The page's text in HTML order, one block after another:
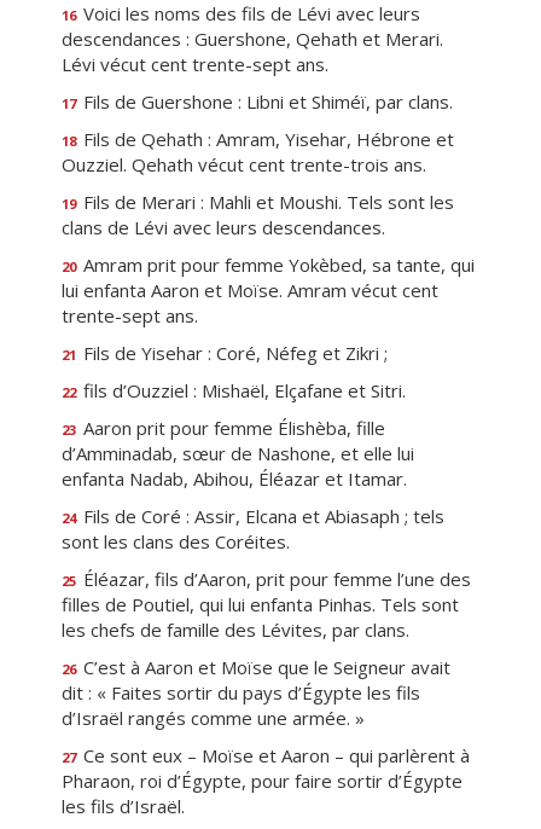
16 Voici les noms des fils de Lévi avec leurs
descendances : Guershone, Qehath et Merari.
Lévi vécut cent trente-sept ans.
17 Fils de Guershone : Libni et Shiméï, par clans.
18 Fils de Qehath : Amram, Yisehar, Hébrone et
Ouzziel. Qehath vécut cent trente-trois ans.
19 Fils de Merari : Mahli et Moushi. Tels sont les
clans de Lévi avec leurs descendances.
20 Amram prit pour femme Yokèbed, sa tante, qui
lui enfanta Aaron et Moïse. Amram vécut cent
trente-sept ans.
21 Fils de Yisehar : Coré, Néfeg et Zikri ;
22 fils d’Ouzziel : Mishaël, Elçafane et Sitri.
23 Aaron prit pour femme Élishèba, fille
d’Amminadab, sœur de Nashone, et elle lui
enfanta Nadab, Abihou, Éléazar et Itamar.
24 Fils de Coré : Assir, Elcana et Abiasaph ; tels
sont les clans des Coréites.
25 Éléazar, fils d’Aaron, prit pour femme l’une des
filles de Poutiel, qui lui enfanta Pinhas. Tels sont
les chefs de famille des Lévites, par clans.
26 C’est à Aaron et Moïse que le Seigneur avait
dit : « Faites sortir du pays d’Égypte les fils
d’Israël rangés comme une armée. »
27 Ce sont eux – Moïse et Aaron – qui parlèrent à
Pharaon, roi d’Égypte, pour faire sortir d’Égypte
les fils d’Israël.